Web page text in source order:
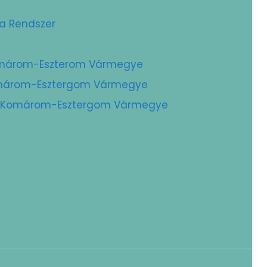
Rendszer
Eszterom Vármegye
Esztergom Vármegye
Esztergom Vármegye